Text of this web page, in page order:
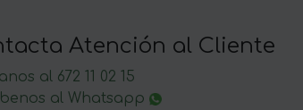
Atención al Cliente
al 672 11 02 15
al Whatsapp